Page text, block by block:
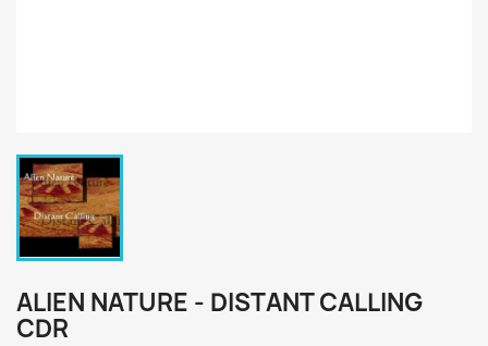
ALIEN NATURE - DISTANT CALLING
CDR